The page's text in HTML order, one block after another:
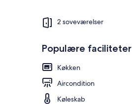
2 soveværelser
Populære faciliteter
Køkken
Aircondition
Køleskab